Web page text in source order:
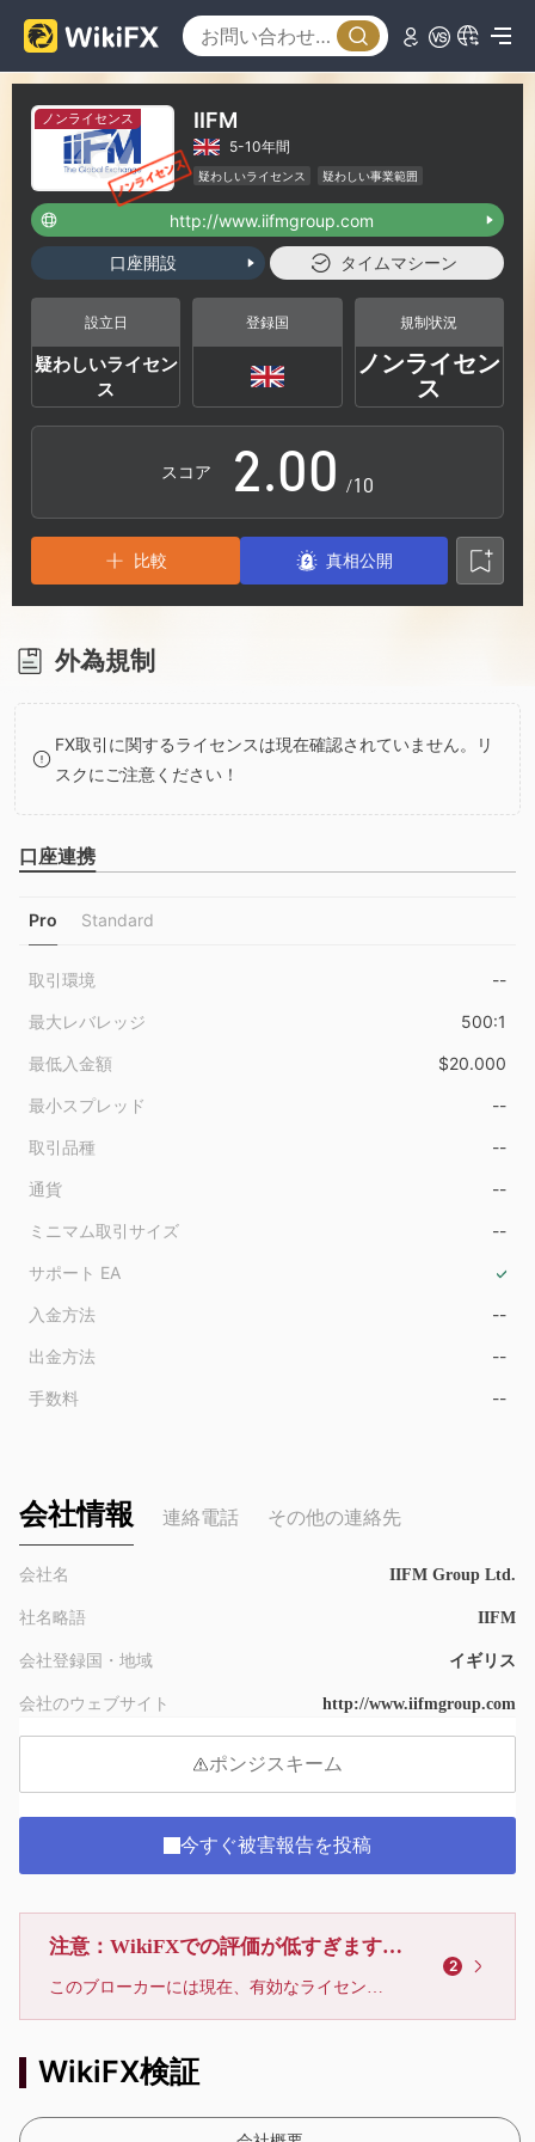
ノンライセンス IIFM
5-10年間
疑わしいライセンス
疑わしい事業範囲
ハイリスクレベル
http://www.iifmgroup.com
口座開設 タイムマシーン
設立日
疑わしいライセン
ス
登録国 規制状況
ノンライセン
ス
スコア
0
1
2
3
4
6
7
8
.0
1
2
4
5
6
0
1
2
4
5
6
/10
比較 真相公開
外為規制
FX取引に関するライセンスは現在確認されていません。リ
スクにご注意ください！
口座連携
Pro Standard
取引環境 --
最大レバレッジ 500:1
最低入金額 $20.000
最小スプレッド --
取引品種 --
通貨 --
ミニマム取引サイズ --
サポート EA
入金方法 --
出金方法 --
手数料 --
会社情報 連絡電話 その他の連絡先
会社名 IIFM Group Ltd.
社名略語 IIFM
会社登録国・地域 イギリス
会社のウェブサイト http://www.iifmgroup.com
ポンジスキーム
今すぐ被害報告を投稿
注意：WikiFXでの評価が低すぎます、利用しないでください
このブローカーには現在、有効なライセンスが確認されていません。リスクにご注意下さい！
2
WikiFX検証